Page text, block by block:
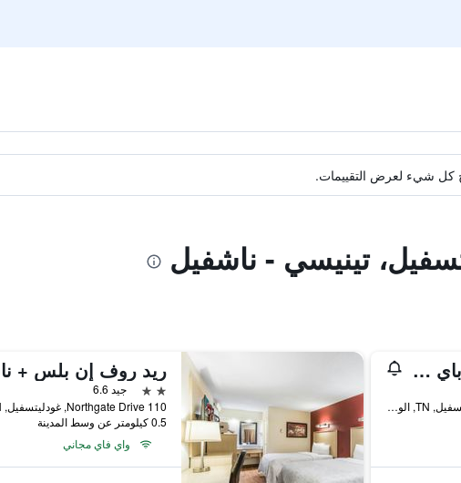
كل شيء لعرض التقييمات.
لا كينتا إن آند سويتس باي ويندام جودليتسفيل - ناشفيل
120 South Cartwright Court, غودليتسفيل, TN, الولايات المتحدة الأميريكية
2 نجمتين
جيد 6.6
0.5 كيلومتر عن وسط المدينة
واي فاي مجاني